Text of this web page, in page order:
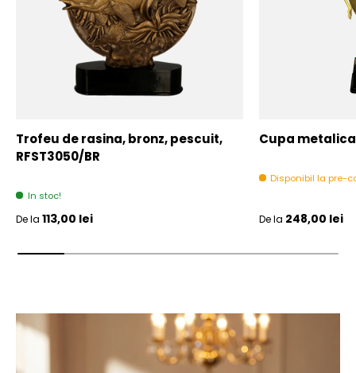
Trofeu de rasina, bronz, pescuit,
RFST3050/BR
In stoc!
Pret initial
De la 113,00 lei
Cupa
Disponibil la pre-
Pret initial
De la 248,00 lei